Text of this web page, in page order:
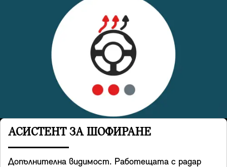
АСИСТЕНТ ЗА ШОФИРАНЕ
Допълнителна видимост. Работещата с радар